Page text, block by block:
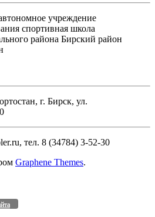
учреждение
спортивная школа
района Бирский район
г. Бирск, ул.
тел. 8 (34784) 3-52-30
Graphene Themes.